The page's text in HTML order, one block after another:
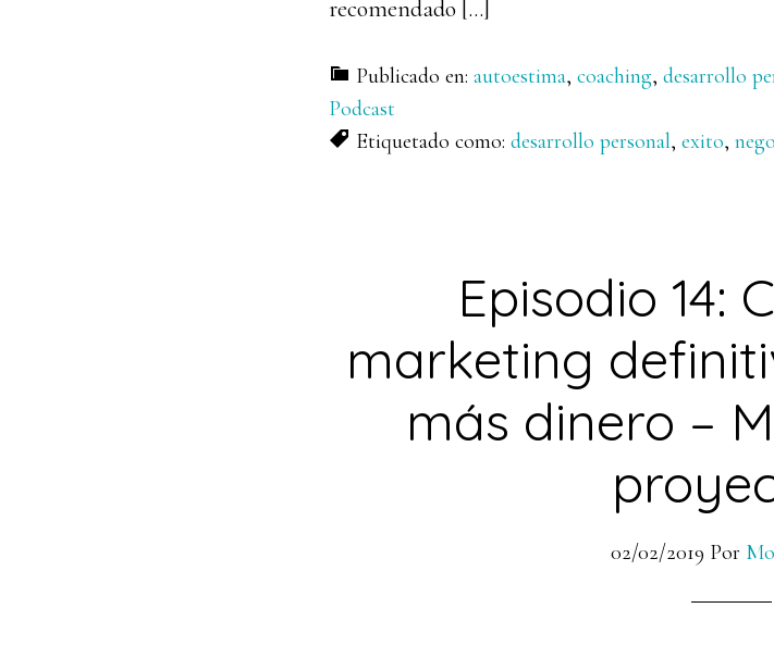
recomendado […]
Publicado en: autoestima, coaching, desarrollo
Podcast
Etiquetado como: desarrollo personal, exito,
Episodio 14:
marketing
más dinero –
02/02/2019 Por